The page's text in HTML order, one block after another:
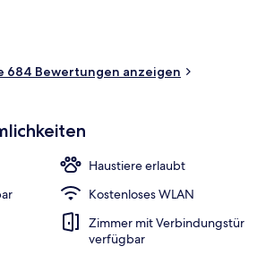
684 Bewertungen anzeigen
Haustiere erlaubt
Kostenloses WLAN
Zimmer mit Verbindungstür
verfügbar